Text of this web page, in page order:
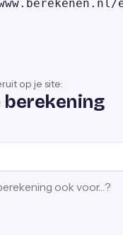
op je site:
berekening